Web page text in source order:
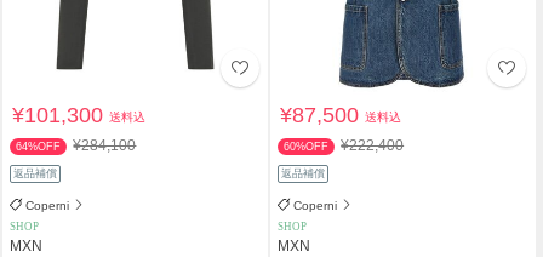
¥101,300送料込
64%OFF ¥284,100
返品補償
Coperni
SHOP
MXN
¥87,500送料込
60%OFF ¥222,400
返品補償
Coperni
SHOP
MXN